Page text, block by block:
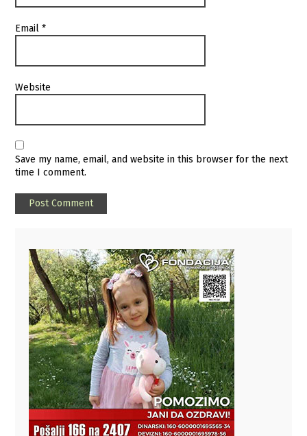
Email*
Website
Save my name, email, and website in this browser for the next
time I comment.